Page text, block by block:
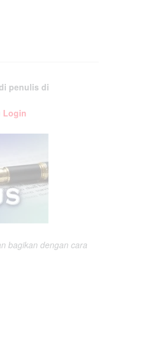
penulis di
Login
bagikan dengan cara